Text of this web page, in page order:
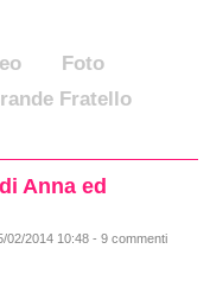
Foto
Fratello
Anna ed
02/2014 10:48 - 9 commenti